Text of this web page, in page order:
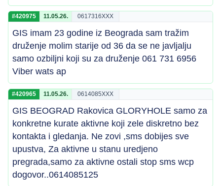
#420975 11.05.26. 0617316XXX
GIS imam 23 godine iz Beograda sam tražim
druženje molim starije od 36 da se ne javljalju
samo ozbiljni koji su za druženje 061 731 6956
Viber wats ap
#420965 11.05.26. 0614085XXX
GIS BEOGRAD Rakovica GLORYHOLE samo za
konkretne kurate aktivne koji zele diskretno bez
kontakta i gledanja. Ne zovi ,sms dobijes sve
upustva, Za aktivne u stanu uredjeno
pregrada,samo za aktivne ostali stop sms wcp
dogovor..0614085125